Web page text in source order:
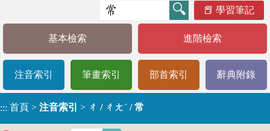
學習筆記
基本檢索 進階檢索
注音索引 筆畫索引 部首索引 辭典附錄
::: 首頁 > 注音索引 > ㄔ / ㄔㄤˊ / 常